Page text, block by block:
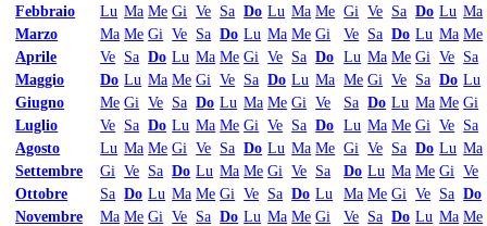
Febbraio
Lu Ma Me Gi Ve Sa Do Lu Ma Me Gi Ve Sa Do Lu Ma
Marzo
Ma Me Gi Ve Sa Do Lu Ma Me Gi Ve Sa Do Lu Ma Me
Aprile
Ve Sa Do Lu Ma Me Gi Ve Sa Do Lu Ma Me Gi Ve Sa
Maggio
Do Lu Ma Me Gi Ve Sa Do Lu Ma Me Gi Ve Sa Do Lu
Giugno
Me Gi Ve Sa Do Lu Ma Me Gi Ve Sa Do Lu Ma Me Gi
Luglio
Ve Sa Do Lu Ma Me Gi Ve Sa Do Lu Ma Me Gi Ve Sa
Agosto
Lu Ma Me Gi Ve Sa Do Lu Ma Me Gi Ve Sa Do Lu Ma
Settembre
Gi Ve Sa Do Lu Ma Me Gi Ve Sa Do Lu Ma Me Gi Ve
Ottobre
Sa Do Lu Ma Me Gi Ve Sa Do Lu Ma Me Gi Ve Sa Do
Novembre
Ma Me Gi Ve Sa Do Lu Ma Me Gi Ve Sa Do Lu Ma Me